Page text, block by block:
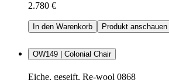
2.780 €
In den Warenkorb Produkt anschauen
OW149 | Colonial Chair
Eiche, geseift, Re-wool 0868